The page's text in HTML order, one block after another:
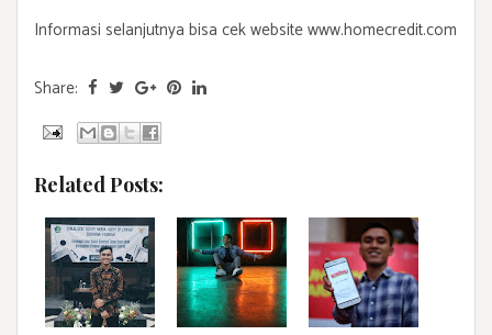
Informasi selanjutnya bisa cek website www.homecredit.com
Share:
Related Posts: